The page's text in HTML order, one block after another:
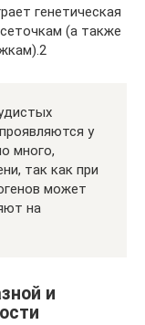
генетическая
(а также
у
много,
так как при
может
на
и